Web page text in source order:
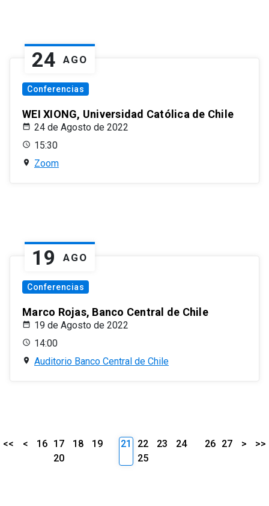
24 AGO
Conferencias
WEI XIONG, Universidad Católica de Chile
24 de Agosto de 2022
15:30
Zoom
19 AGO
Conferencias
Marco Rojas, Banco Central de Chile
19 de Agosto de 2022
14:00
Auditorio Banco Central de Chile
<< < 16 17 18
19
20
21 22 23
24
25
26 27 > >>